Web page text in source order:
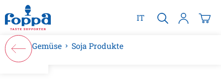
springen
IT
Gemüse Soja Produkte